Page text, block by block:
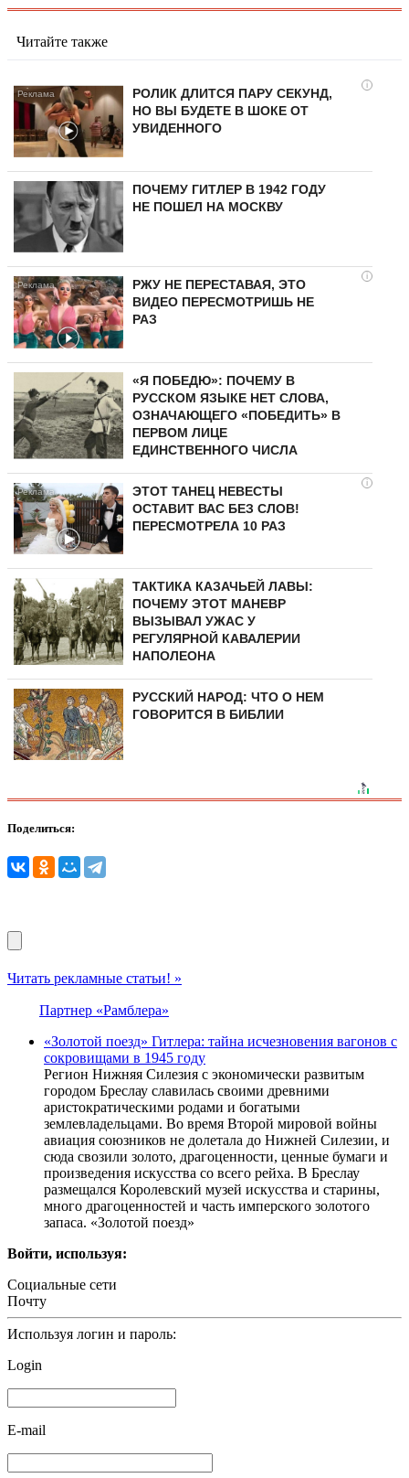
Читайте также
i
РОЛИК ДЛИТСЯ ПАРУ СЕКУНД,
НО ВЫ БУДЕТЕ В ШОКЕ ОТ
УВИДЕННОГО
ПОЧЕМУ ГИТЛЕР В 1942 ГОДУ
НЕ ПОШЕЛ НА МОСКВУ
i
РЖУ НЕ ПЕРЕСТАВАЯ, ЭТО
ВИДЕО ПЕРЕСМОТРИШЬ НЕ
РАЗ
«Я ПОБЕДЮ»: ПОЧЕМУ В
РУССКОМ ЯЗЫКЕ НЕТ СЛОВА,
ОЗНАЧАЮЩЕГО «ПОБЕДИТЬ» В
ПЕРВОМ ЛИЦЕ
ЕДИНСТВЕННОГО ЧИСЛА
i
ЭТОТ ТАНЕЦ НЕВЕСТЫ
ОСТАВИТ ВАС БЕЗ СЛОВ!
ПЕРЕСМОТРЕЛА 10 РАЗ
ТАКТИКА КАЗАЧЬЕЙ ЛАВЫ:
ПОЧЕМУ ЭТОТ МАНЕВР
ВЫЗЫВАЛ УЖАС У
РЕГУЛЯРНОЙ КАВАЛЕРИИ
НАПОЛЕОНА
РУССКИЙ НАРОД: ЧТО О НЕМ
ГОВОРИТСЯ В БИБЛИИ
Поделиться:
Читать рекламные статьи! »
Партнер «Рамблера»
«Золотой поезд» Гитлера: тайна исчезновения вагонов с
сокровищами в 1945 году
Регион Нижняя Силезия с экономически развитым
городом Бреслау славилась своими древними
аристократическими родами и богатыми
землевладельцами. Во время Второй мировой войны
авиация союзников не долетала до Нижней Силезии, и
сюда свозили золото, драгоценности, ценные бумаги и
произведения искусства со всего рейха. В Бреслау
размещался Королевский музей искусства и старины,
много драгоценностей и часть имперского золотого
запаса. «Золотой поезд»
Войти, используя:
Социальные сети
Почту
Используя логин и пароль:
Login
E-mail